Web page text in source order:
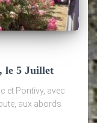
le 5 Juillet
et Pontivy, avec
aux abords